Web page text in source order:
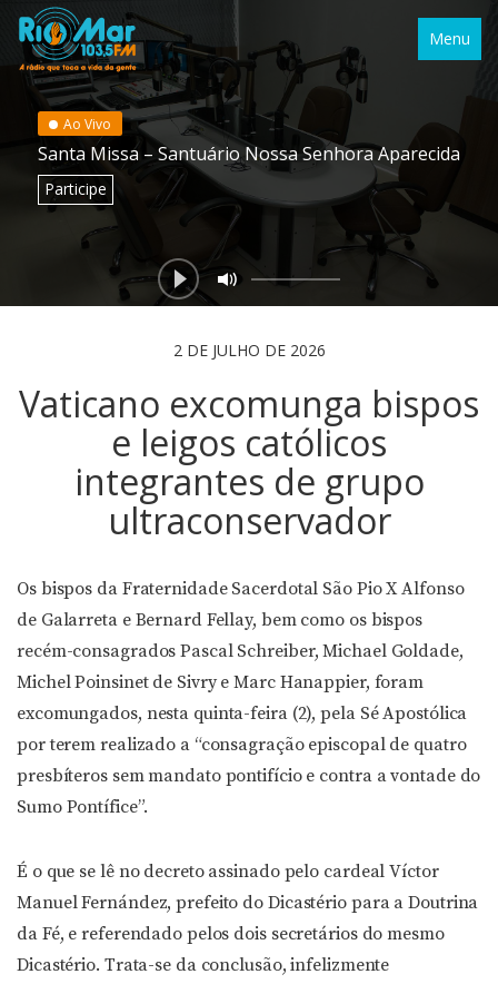
Menu
Ao Vivo
Santa Missa – Santuário Nossa Senhora Aparecida
Participe
2 DE JULHO DE 2026
Vaticano excomunga bispos
e leigos católicos
integrantes de grupo
ultraconservador
Os bispos da Fraternidade Sacerdotal São Pio X Alfonso
de Galarreta e Bernard Fellay, bem como os bispos
recém-consagrados Pascal Schreiber, Michael Goldade,
Michel Poinsinet de Sivry e Marc Hanappier, foram
excomungados, nesta quinta-feira (2), pela Sé Apostólica
por terem realizado a “consagração episcopal de quatro
presbíteros sem mandato pontifício e contra a vontade do
Sumo Pontífice”.
É o que se lê no decreto assinado pelo cardeal Víctor
Manuel Fernández, prefeito do Dicastério para a Doutrina
da Fé, e referendado pelos dois secretários do mesmo
Dicastério. Trata-se da conclusão, infelizmente